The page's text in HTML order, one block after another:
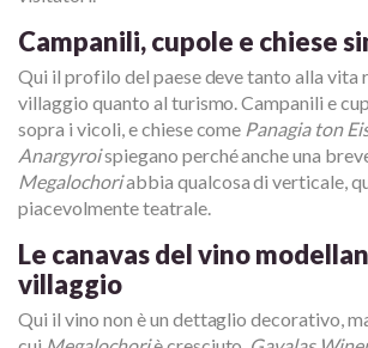
Campanili, cupole e chiese
Qui il profilo del paese deve tanto alla vita
villaggio quanto al turismo. Campanili e
sopra i vicoli, e chiese come Panagia ton
Anargyroispiegano perché anche una
Megalochoriabbia qualcosa di verticale,
piacevolmente teatrale.
Le canavas del vino
villaggio
Qui il vino non è un dettaglio decorativo,